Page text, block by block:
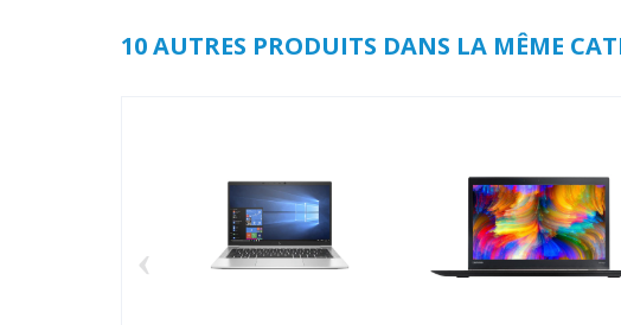
10 AUTRES PRODUITS DANS LA MÊME
‹